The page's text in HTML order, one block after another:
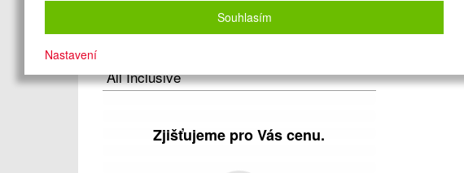
Souhlasím
Nastavení
2 dospělí+0 dětí
All Inclusive
Zjišťujeme pro Vás cenu.